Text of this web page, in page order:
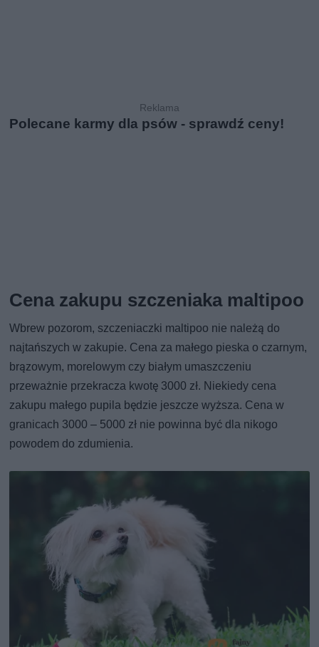
Polecane karmy dla psów - sprawdź ceny!
Cena zakupu szczeniaka maltipoo
Wbrew pozorom, szczeniaczki maltipoo nie należą do
najtańszych w zakupie. Cena za małego pieska o czarnym,
brązowym, morelowym czy białym umaszczeniu
przeważnie przekracza kwotę 3000 zł. Niekiedy cena
zakupu małego pupila będzie jeszcze wyższa. Cena w
granicach 3000 – 5000 zł nie powinna być dla nikogo
powodem do zdumienia.